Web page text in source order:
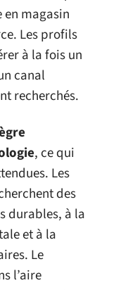
en magasin
Les profils
à la fois un
canal
recherchés.
, ce qui
Les
des
durables, à la
et à la
Le
l’aire